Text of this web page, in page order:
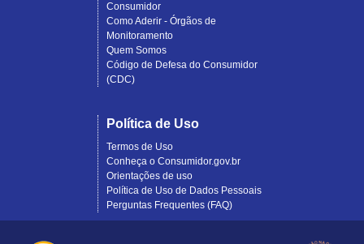
Consumidor
Como Aderir - Órgãos de
Monitoramento
Quem Somos
Código de Defesa do Consumidor
(CDC)
Política de Uso
Termos de Uso
Conheça o Consumidor.gov.br
Orientações de uso
Política de Uso de Dados Pessoais
Perguntas Frequentes (FAQ)